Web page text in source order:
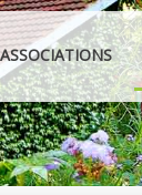
ASSOCIATIONS